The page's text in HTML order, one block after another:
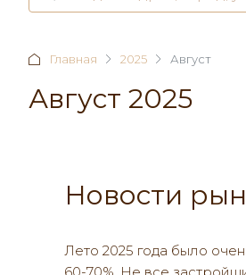
Главная 2025 Август
Август 2025
Новости
Лето 2025 года было